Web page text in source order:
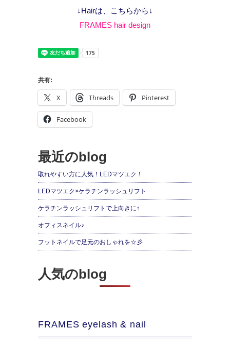
↓Hairは、こちらから↓
FRAMES hair design
共有:
X Threads Pinterest
Facebook
最近のblog
取れやすい方に人気！LEDマツエク！
LEDマツエク×ケラチンラッシュリフト
ケラチンラッシュリフトで上向きに↑
オフィスネイル♪
フットネイルで足元のおしゃれを☆彡
人気のblog
FRAMES eyelash & nail